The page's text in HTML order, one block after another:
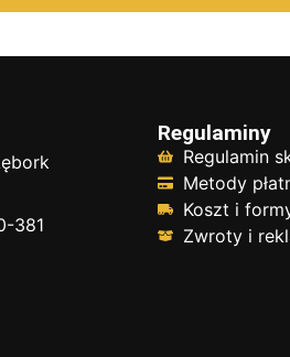
381
Regulaminy
Regulamin
Metody
Koszt i
Zwroty i